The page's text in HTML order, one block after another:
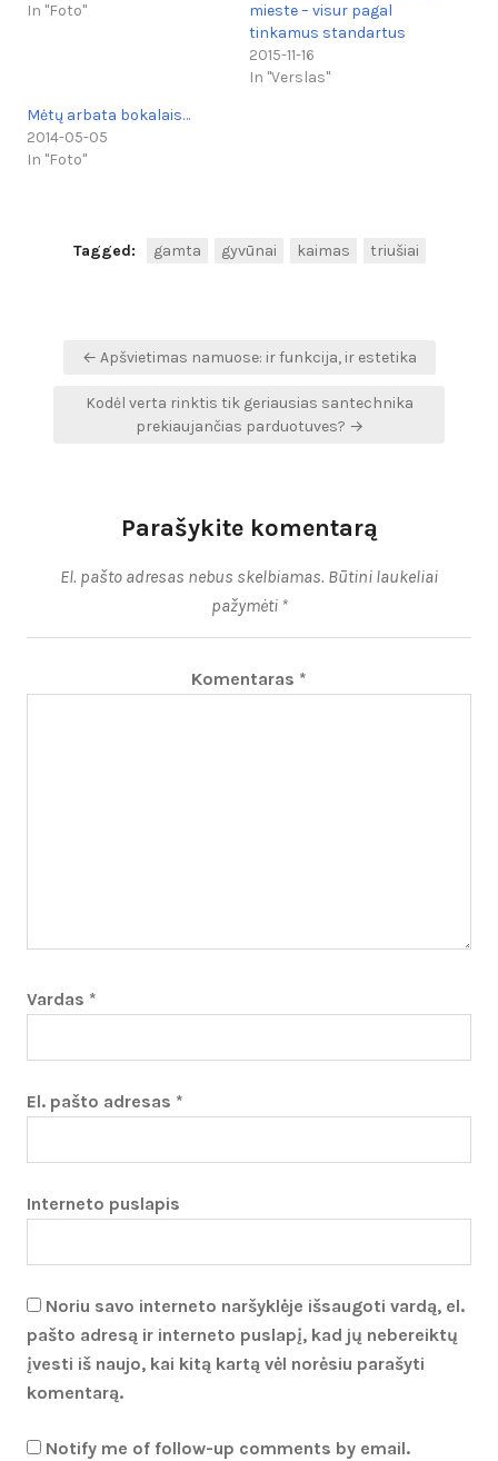
In "Foto"
mieste – visur pagal
tinkamus standartus
2015-11-16
In "Verslas"
Mėtų arbata bokalais…
2014-05-05
In "Foto"
Tagged: gamta gyvūnai kaimas triušiai
Navigacija
įrašų
← Apšvietimas namuose: ir funkcija, ir estetika
Kodėl verta rinktis tik geriausias santechnika
prekiaujančias parduotuves? →
Parašykite komentarą
El. pašto adresas nebus skelbiamas. Būtini laukeliai
pažymėti *
Komentaras *
Vardas *
El. pašto adresas *
Interneto puslapis
Noriu savo interneto naršyklėje išsaugoti vardą, el.
pašto adresą ir interneto puslapį, kad jų nebereiktų
įvesti iš naujo, kai kitą kartą vėl norėsiu parašyti
komentarą.
Notify me of follow-up comments by email.